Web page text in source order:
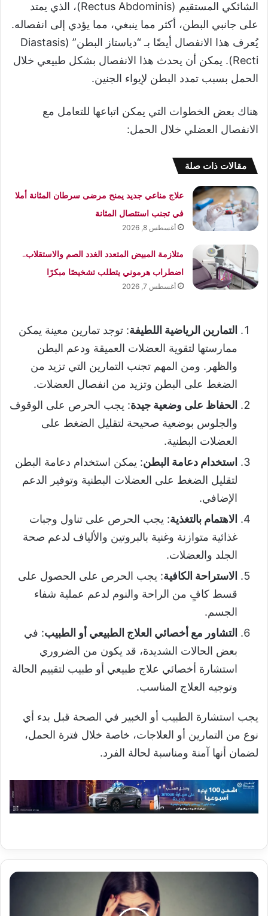
الشائكي المستقيم (Rectus Abdominis)، الذي يمتد
على جانبي البطن، أكثر مما ينبغي، مما يؤدي إلى انفصاله.
يُعرف هذا الانفصال أيضًا بـ “دياستاز البطن” (Diastasis
Recti). يمكن أن يحدث هذا الانفصال بشكل طبيعي خلال
الحمل بسبب تمدد البطن لإيواء الجنين.
هناك بعض الخطوات التي يمكن اتباعها للتعامل مع
الانفصال العضلي خلال الحمل:
مقالات ذات صلة
علاج مناعي جديد يمنح مرضى سرطان المثانة أملا
في تجنب استئصال المثانة
أغسطس 8, 2026
متلازمة المبيض المتعدد الغدد الصم والاستقلاب..
اضطراب هرموني يتطلب تشخيصًا مبكرًا
أغسطس 7, 2026
التمارين الرياضية اللطيفة: توجد تمارين معينة يمكن
ممارستها لتقوية العضلات العميقة ودعم البطن
والظهر. ومن المهم تجنب التمارين التي تزيد من
الضغط على البطن وتزيد من انفصال العضلات.
الحفاظ على وضعية جيدة: يجب الحرص على الوقوف
والجلوس بوضعية صحيحة لتقليل الضغط على
العضلات البطنية.
استخدام دعامة البطن: يمكن استخدام دعامة البطن
لتقليل الضغط على العضلات البطنية وتوفير الدعم
الإضافي.
الاهتمام بالتغذية: يجب الحرص على تناول وجبات
غذائية متوازنة وغنية بالبروتين والألياف لدعم صحة
الجلد والعضلات.
الاستراحة الكافية: يجب الحرص على الحصول على
قسط كافٍ من الراحة والنوم لدعم عملية شفاء
الجسم.
التشاور مع أخصائي العلاج الطبيعي أو الطبيب: في
بعض الحالات الشديدة، قد يكون من الضروري
استشارة أخصائي علاج طبيعي أو طبيب لتقييم الحالة
وتوجيه العلاج المناسب.
يجب استشارة الطبيب أو الخبير في الصحة قبل بدء أي
نوع من التمارين أو العلاجات، خاصة خلال فترة الحمل،
لضمان أنها آمنة ومناسبة لحالة الفرد.
تطوير